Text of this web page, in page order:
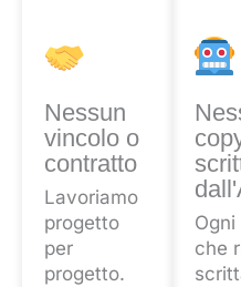
Nessun
vincolo o
contratto
Lavoriamo
progetto
per
progetto.
Ogni
che